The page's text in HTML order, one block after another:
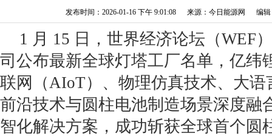
发布时间：2026-01-16 下午 9:01:08 来源：今日能源网 编
1 月 15 日，世界经济论坛（WEF
司公布最新全球灯塔工厂名单，亿纬
联网（AIoT）、物理仿真技术、大
前沿技术与圆柱电池制造场景深度融
智化解决方案，成功斩获全球首个圆